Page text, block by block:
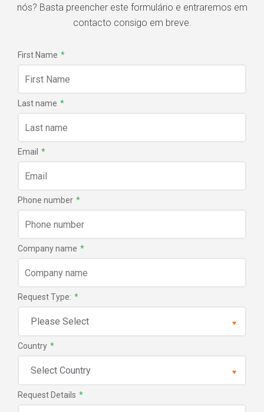
nós? Basta preencher este formulário e entraremos em
contacto consigo em breve.
First Name *
Last name *
Email *
Phone number *
Company name *
Request Type: *
Country *
Request Details *